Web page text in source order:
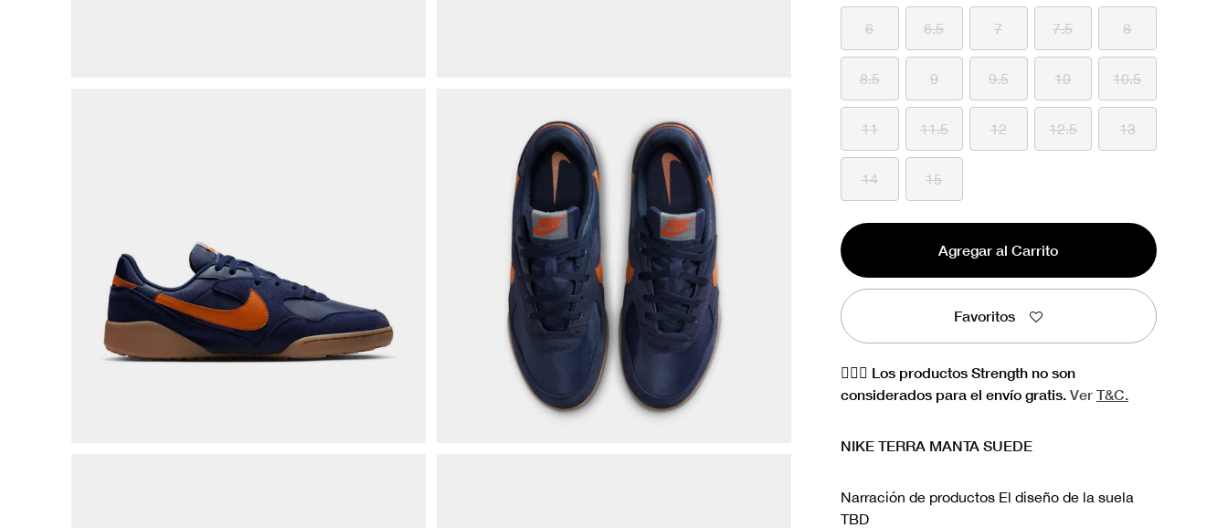
6 6.5 7 7.5 8
8.5 9 9.5 10 10.5
11 11.5 12 12.5 13
14 15
Agregar al Carrito
Favoritos
🏋🏻‍♀️ Los productos Strength no son
considerados para el envío gratis. Ver T&C.
NIKE TERRA MANTA SUEDE
Narración de productos El diseño de la suela
TBD